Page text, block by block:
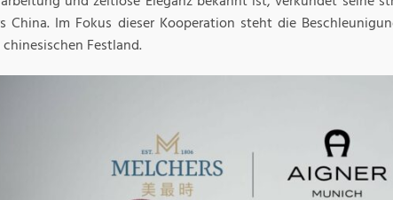
China. Im Fokus dieser Kooperation steht die
Festland.